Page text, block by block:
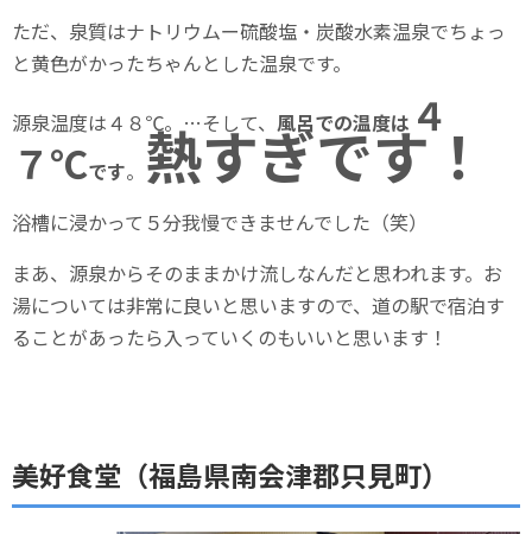
ただ、泉質はナトリウムー硫酸塩・炭酸水素温泉でちょっ
と黄色がかったちゃんとした温泉です。
源泉温度は４８℃。…そして、 風呂での温度は ４
７℃です。 熱すぎです！
浴槽に浸かって５分我慢できませんでした（笑）
まあ、源泉からそのままかけ流しなんだと思われます。お
湯については非常に良いと思いますので、道の駅で宿泊す
ることがあったら入っていくのもいいと思います！
美好食堂（福島県南会津郡只見町）